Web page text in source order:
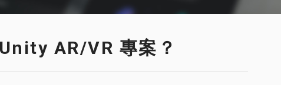
AR/VR 專案？